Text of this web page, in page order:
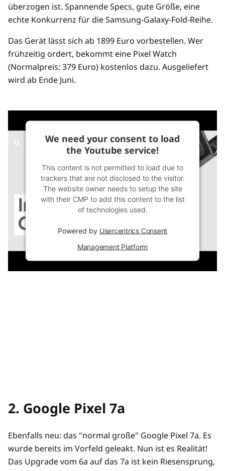
überzogen ist. Spannende Specs, gute Größe, eine
echte Konkurrenz für die Samsung-Galaxy-Fold-Reihe.
Das Gerät lässt sich ab 1899 Euro vorbestellen. Wer
frühzeitig ordert, bekommt eine Pixel Watch
(Normalpreis: 379 Euro) kostenlos dazu. Ausgeliefert
wird ab Ende Juni.
We need your consent to load
the Youtube service!
This content is not permitted to load due to
trackers that are not disclosed to the visitor.
The website owner needs to setup the site
with their CMP to add this content to the list
of technologies used.
Powered by Usercentrics Consent
Management Platform
2. Google Pixel 7a
Ebenfalls neu: das "normal große" Google Pixel 7a. Es
wurde bereits im Vorfeld geleakt. Nun ist es Realität!
Das Upgrade vom 6a auf das 7a ist kein Riesensprung,